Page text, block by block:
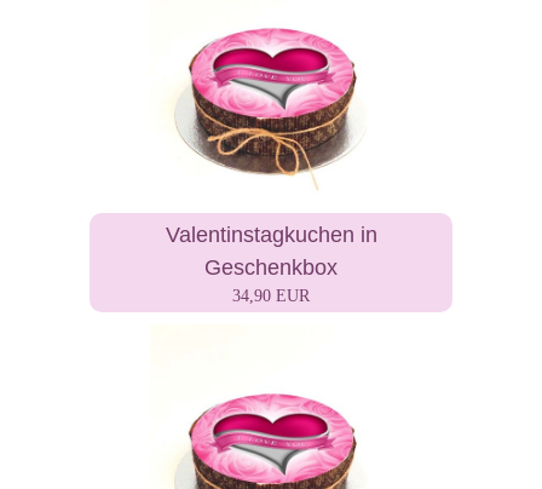
Valentinstagkuchen in
Geschenkbox
34,90 EUR